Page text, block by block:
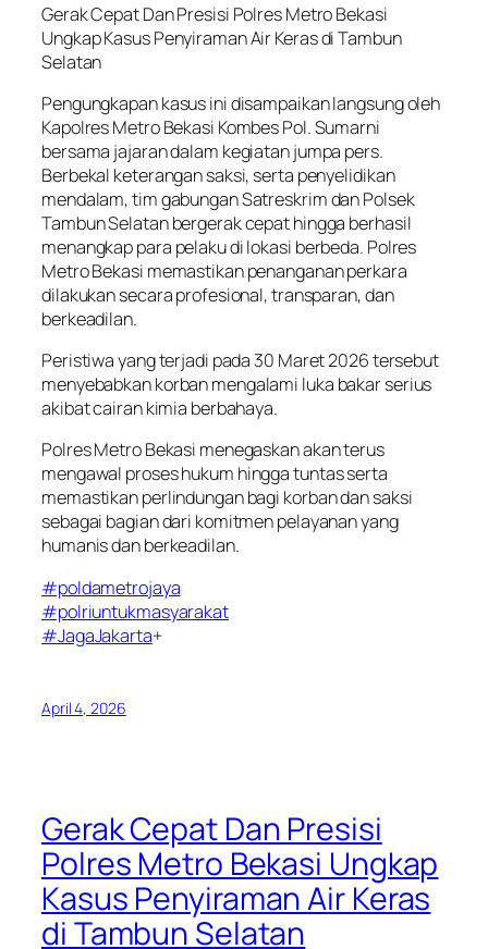
Gerak Cepat Dan Presisi Polres Metro Bekasi
Ungkap Kasus Penyiraman Air Keras di Tambun
Selatan
Pengungkapan kasus ini disampaikan langsung oleh
Kapolres Metro Bekasi Kombes Pol. Sumarni
bersama jajaran dalam kegiatan jumpa pers.
Berbekal keterangan saksi, serta penyelidikan
mendalam, tim gabungan Satreskrim dan Polsek
Tambun Selatan bergerak cepat hingga berhasil
menangkap para pelaku di lokasi berbeda. Polres
Metro Bekasi memastikan penanganan perkara
dilakukan secara profesional, transparan, dan
berkeadilan.
Peristiwa yang terjadi pada 30 Maret 2026 tersebut
menyebabkan korban mengalami luka bakar serius
akibat cairan kimia berbahaya.
Polres Metro Bekasi menegaskan akan terus
mengawal proses hukum hingga tuntas serta
memastikan perlindungan bagi korban dan saksi
sebagai bagian dari komitmen pelayanan yang
humanis dan berkeadilan.
#poldametrojaya
#polriuntukmasyarakat
#JagaJakarta+
April 4, 2026
Gerak Cepat Dan Presisi
Polres Metro Bekasi Ungkap
Kasus Penyiraman Air Keras
di Tambun Selatan